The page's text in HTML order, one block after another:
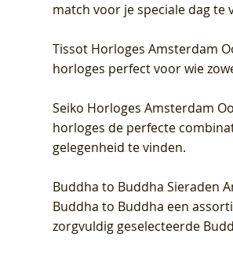
match voor je speciale dag te
Tissot Horloges Amsterdam
horloges perfect voor wie
Seiko Horloges Amsterdam
horloges de perfecte
gelegenheid te vinden.
Buddha to Buddha Sieraden
Buddha to Buddha een
zorgvuldig geselecteerde